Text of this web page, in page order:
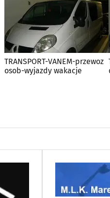
TRANSPORT-VANEM-przewoz
osob-wyjazdy wakacje